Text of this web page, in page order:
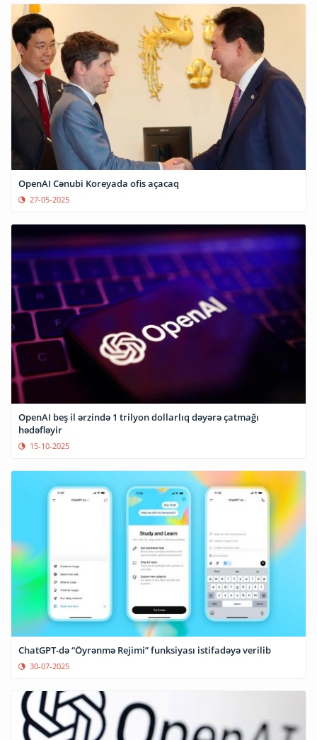
OpenAI Cənubi Koreyada ofis açacaq
27-05-2025
OpenAI beş il ərzində 1 trilyon dollarlıq dəyərə çatmağı
hədəfləyir
15-10-2025
ChatGPT-də “Öyrənmə Rejimi” funksiyası istifadəyə verilib
30-07-2025